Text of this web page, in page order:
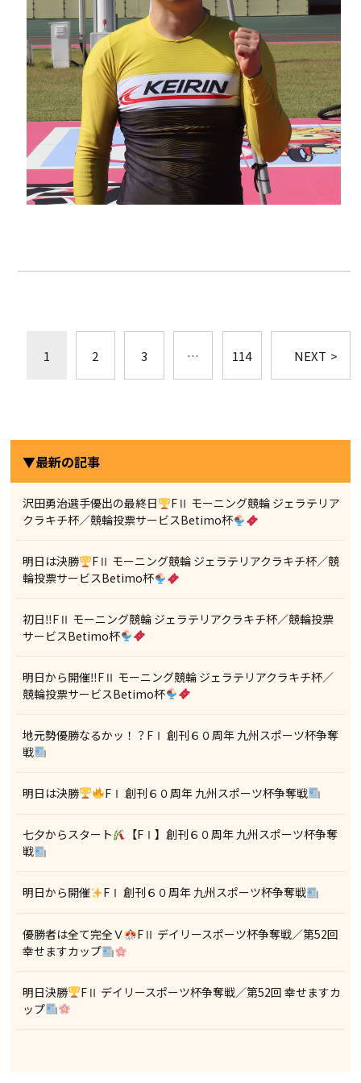
▼最新の記事
沢田勇治選手優出の最終日
FⅡ モーニング競輪 ジェラテリア
クラキチ杯／競輪投票サービスBetimo杯
明日は決勝
FⅡ モーニング競輪 ジェラテリアクラキチ杯／競
輪投票サービスBetimo杯
初日‼FⅡ モーニング競輪 ジェラテリアクラキチ杯／競輪投票
サービスBetimo杯
明日から開催‼FⅡ モーニング競輪 ジェラテリアクラキチ杯／
競輪投票サービスBetimo杯
地元勢優勝なるかッ！？FⅠ 創刊６０周年 九州スポーツ杯争奪
戦
明日は決勝 FⅠ 創刊６０周年 九州スポーツ杯争奪戦
七夕からスタート
【FⅠ】創刊６０周年 九州スポーツ杯争奪
戦
明日から開催 FⅠ 創刊６０周年 九州スポーツ杯争奪戦
優勝者は全て完全Ｖ
FⅡ デイリースポーツ杯争奪戦／第52回
幸せますカップ
明日決勝
FⅡ デイリースポーツ杯争奪戦／第52回 幸せますカ
ップ
1 2 3 … 114 NEXT